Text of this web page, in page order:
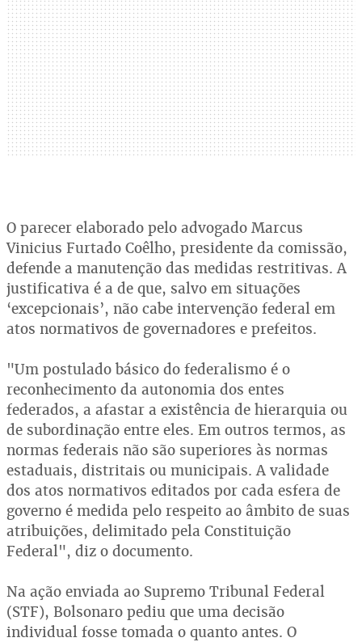
O parecer elaborado pelo advogado Marcus
Vinicius Furtado Coêlho, presidente da comissão,
defende a manutenção das medidas restritivas. A
justificativa é a de que, salvo em situações
‘excepcionais’, não cabe intervenção federal em
atos normativos de governadores e prefeitos.
"Um postulado básico do federalismo é o
reconhecimento da autonomia dos entes
federados, a afastar a existência de hierarquia ou
de subordinação entre eles. Em outros termos, as
normas federais não são superiores às normas
estaduais, distritais ou municipais. A validade
dos atos normativos editados por cada esfera de
governo é medida pelo respeito ao âmbito de suas
atribuições, delimitado pela Constituição
Federal", diz o documento.
Na ação enviada ao Supremo Tribunal Federal
(STF), Bolsonaro pediu que uma decisão
individual fosse tomada o quanto antes. O